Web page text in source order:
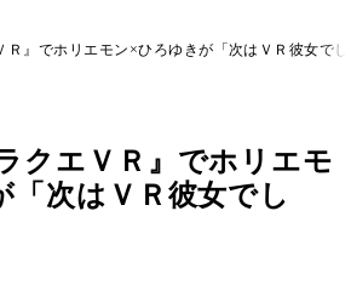
Ｒ』でホリエモン×ひろゆきが「次はＶＲ彼女で
クエＶＲ』でホリエモ
「次はＶＲ彼女でし